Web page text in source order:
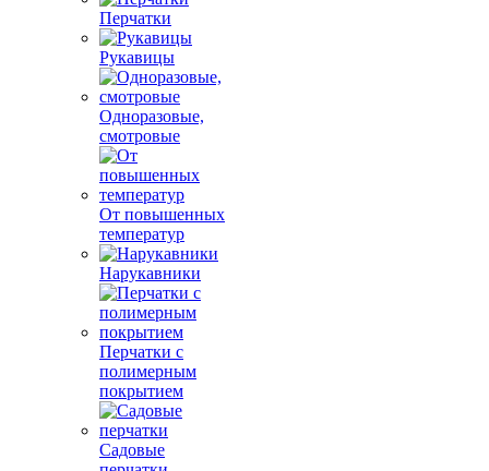
Перчатки
Рукавицы
Одноразовые,
смотровые
От повышенных
температур
Нарукавники
Перчатки с
полимерным
покрытием
Садовые